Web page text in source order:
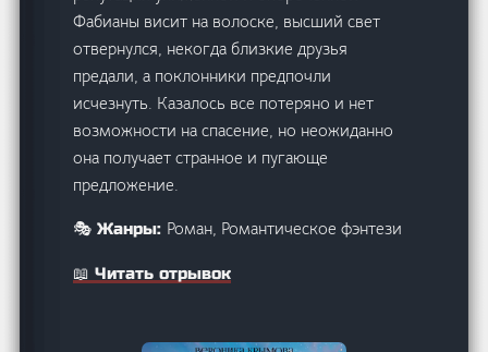
Фабианы висит на волоске, высший свет
отвернулся, некогда близкие друзья
предали, а поклонники предпочли
исчезнуть. Казалось все потеряно и нет
возможности на спасение, но неожиданно
она получает странное и пугающе
предложение.
🎭 Жанры: Роман, Романтическое фэнтези
📖 Читать отрывок